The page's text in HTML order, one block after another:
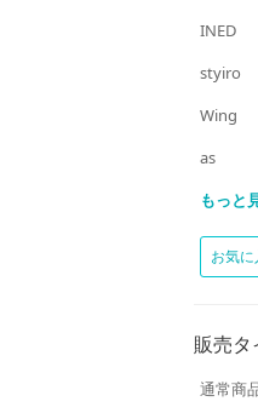
INED
styiro
Wing
as
もっと
お気
販売タ
通常商